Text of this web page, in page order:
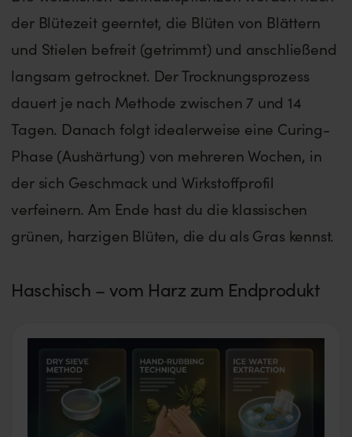
der Blütezeit geerntet, die Blüten von Blättern
und Stielen befreit (getrimmt) und anschließend
langsam getrocknet. Der Trocknungsprozess
dauert je nach Methode zwischen 7 und 14
Tagen. Danach folgt idealerweise eine Curing-
Phase (Aushärtung) von mehreren Wochen, in
der sich Geschmack und Wirkstoffprofil
verfeinern. Am Ende hast du die klassischen
grünen, harzigen Blüten, die du als Gras kennst.
Haschisch – vom Harz zum Endprodukt